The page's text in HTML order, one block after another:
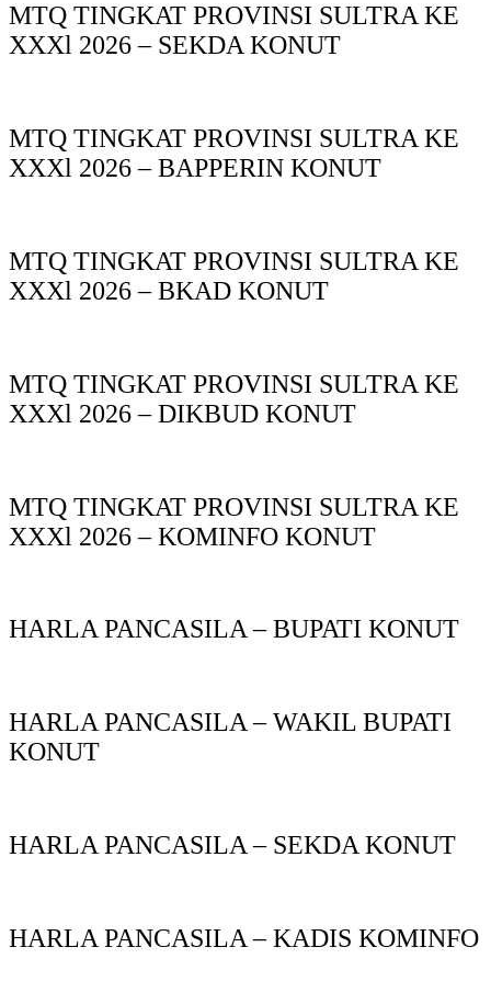
MTQ TINGKAT PROVINSI SULTRA KE
XXXl 2026 – SEKDA KONUT
MTQ TINGKAT PROVINSI SULTRA KE
XXXl 2026 – BAPPERIN KONUT
MTQ TINGKAT PROVINSI SULTRA KE
XXXl 2026 – BKAD KONUT
MTQ TINGKAT PROVINSI SULTRA KE
XXXl 2026 – DIKBUD KONUT
MTQ TINGKAT PROVINSI SULTRA KE
XXXl 2026 – KOMINFO KONUT
HARLA PANCASILA – BUPATI KONUT
HARLA PANCASILA – WAKIL BUPATI
KONUT
HARLA PANCASILA – SEKDA KONUT
HARLA PANCASILA – KADIS KOMINFO